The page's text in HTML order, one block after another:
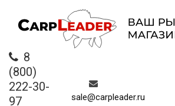
8
(800)
222-30-
97
sale@carpleader.ru